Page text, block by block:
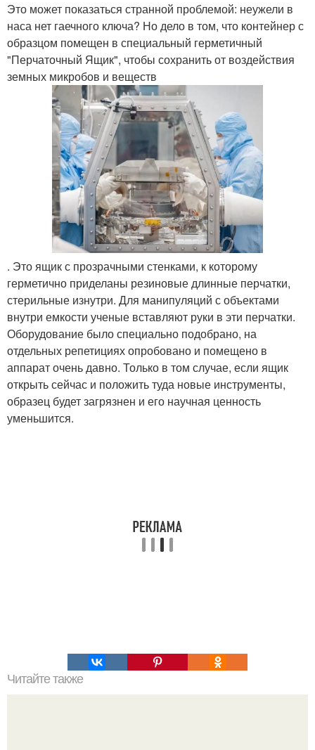
Это может показаться странной проблемой: неужели в
наса нет гаечного ключа? Но дело в том, что контейнер с
образцом помещен в специальный герметичный
"Перчаточный Ящик", чтобы сохранить от воздействия
земных микробов и веществ
. Это ящик с прозрачными стенками, к которому
герметично приделаны резиновые длинные перчатки,
стерильные изнутри. Для манипуляций с объектами
внутри емкости ученые вставляют руки в эти перчатки.
Оборудование было специально подобрано, на
отдельных репетициях опробовано и помещено в
аппарат очень давно. Только в том случае, если ящик
открыть сейчас и положить туда новые инструменты,
образец будет загрязнен и его научная ценность
уменьшится.
Читайте также